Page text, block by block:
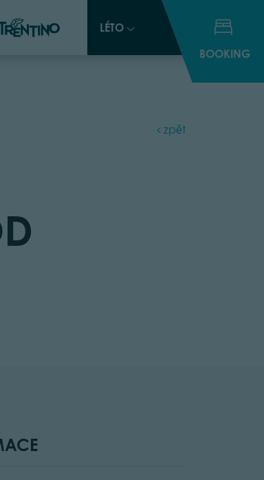
LÉTO
BOOKING
LÉTO
BOOKING
zpět